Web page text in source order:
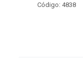
Código: 4838